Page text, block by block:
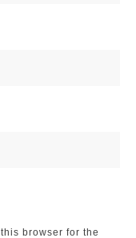
browser for the